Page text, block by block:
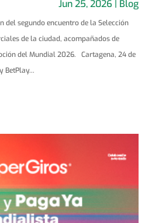
Jun 25, 2026 | Blog
del segundo encuentro de la Selección
de la ciudad, acompañados de
del Mundial 2026. Cartagena, 24 de
BetPlay...